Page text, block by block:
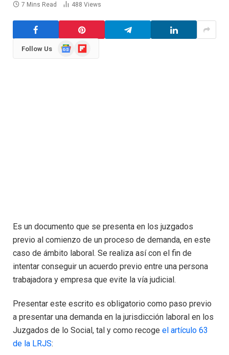
7 Mins Read
488 Views
Follow Us
GoogleFlipboard
Es un documento que se presenta en los juzgados
previo al comienzo de un proceso de demanda, en este
caso de ámbito laboral. Se realiza así con el fin de
intentar conseguir un acuerdo previo entre una persona
trabajadora y empresa que evite la vía judicial.
Presentar este escrito es obligatorio como paso previo
a presentar una demanda en la jurisdicción laboral en los
Juzgados de lo Social, tal y como recoge el artículo 63
de la LRJS: